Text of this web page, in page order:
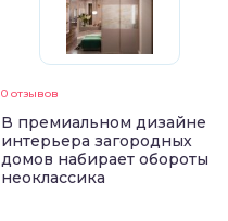
0 отзывов
В премиальном дизайне
интерьера загородных
домов набирает обороты
неоклассика